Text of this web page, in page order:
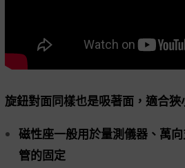
旋鈕對面同樣也是吸著面， 適合狹
磁性座一般用於量測儀器、萬
管的固定